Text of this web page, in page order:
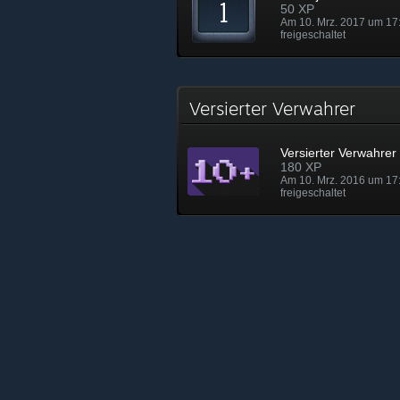
50 XP
Am 10. Mrz. 2017 um
freigeschaltet
Versierter Verwahrer
Versierter Verwahrer
180 XP
Am 10. Mrz. 2016 um
freigeschaltet